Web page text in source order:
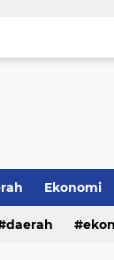
Ekonomi
daerah